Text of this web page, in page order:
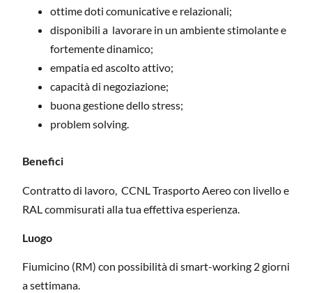
ottime doti comunicative e relazionali;
disponibili a lavorare in un ambiente stimolante e
fortemente dinamico;
empatia ed ascolto attivo;
capacità di negoziazione;
buona gestione dello stress;
problem solving.
Benefici
Contratto di lavoro, CCNL Trasporto Aereo con livello e
RAL commisurati alla tua effettiva esperienza.
Luogo
Fiumicino (RM) con possibilità di smart-working 2 giorni
a settimana.